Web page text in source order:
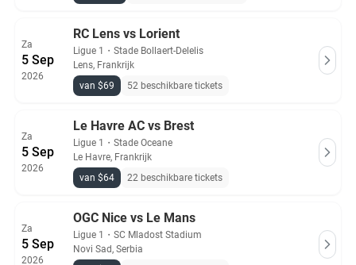
Za
5 Sep
2026
RC Lens vs Lorient
Ligue 1 ・ Stade Bollaert-Delelis
Lens, Frankrijk
van $69
52 beschikbare tickets
Za
5 Sep
2026
Le Havre AC vs Brest
Ligue 1 ・ Stade Oceane
Le Havre, Frankrijk
van $64
22 beschikbare tickets
Za
5 Sep
2026
OGC Nice vs Le Mans
Ligue 1 ・ SC Mladost Stadium
Novi Sad, Serbia